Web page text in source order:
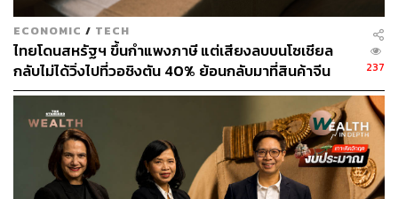
1. ธุรกิจร้านอาหาร ภายใต้ชื่อ สีฟ้า ปัจจุบันมี 19 สาขา ส่วน
ใหญ่อยู่ในกรุงเทพฯ และปริมณฑล
2. สีฟ้าลุมพินี ให้บริการ Food & Beverage (F&B) กับ
3. สีฟ้าฟู้ด ครัวกลางที่ผลิตอาหารให้ร้านสีฟ้า และผลิต
อาหาร OEM ส่งต่อให้พาร์ตเนอร์ รวมถึงให้บริการอาหารบน
สายการบิน AirAsia
ECONOMIC / TECH
ไทยโดนสหรัฐฯ ขึ้นกำแพงภาษี แต่เสียงลบบนโซเชียล
กลับไม่ได้วิ่งไปที่วอชิงตัน 40% ย้อนกลับมาที่สินค้าจีน
ราคาถูกที่ทะลักจน SME ไทยสู้ไม่ไหว
237